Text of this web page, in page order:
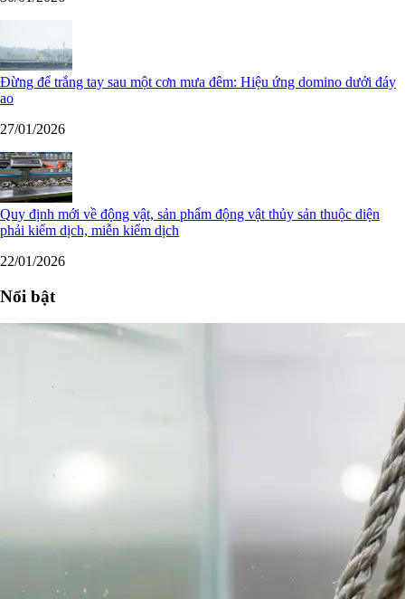
Đừng để trắng tay sau một cơn mưa đêm: Hiệu ứng domino dưới đáy
ao
27/01/2026
Quy định mới về động vật, sản phẩm động vật thủy sản thuộc diện
phải kiểm dịch, miễn kiểm dịch
22/01/2026
Nổi bật